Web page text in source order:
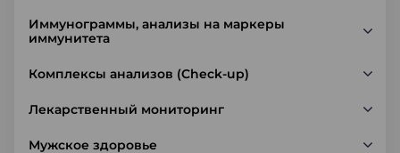
Иммунограммы, анализы на маркеры
иммунитета
Комплексы анализов (Check-up)
Лекарственный мониторинг
Мужское здоровье